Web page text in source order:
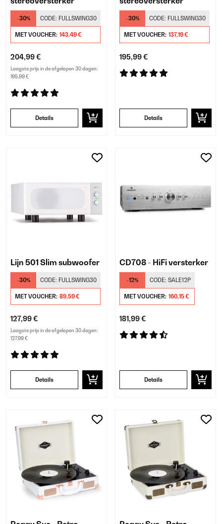
-30% CODE: FULLSWING30
MET VOUCHER: 143,49 €
204,99 €
Laagste prijs in de afgelopen 30 dagen:
195,99 €
Details
-30% CODE: FULLSWING30
MET VOUCHER: 137,19 €
195,99 €
Details
Lijn 501 Slim subwoofer
-30% CODE: FULLSWING30
MET VOUCHER: 89,59 €
127,99 €
Laagste prijs in de afgelopen 30 dagen:
127,99 €
Details
CD708 - HiFi versterker
-12% CODE: SALE12P
MET VOUCHER: 160,15 €
181,99 €
Details